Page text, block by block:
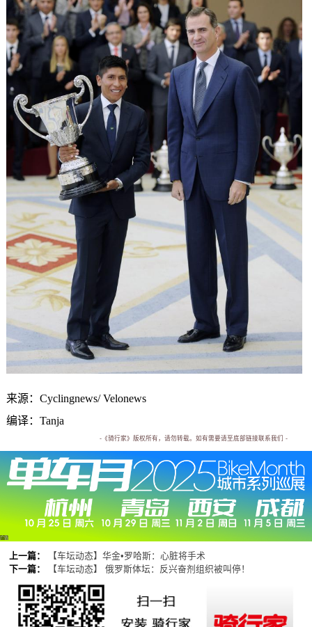
来源：Cyclingnews/ Velonews
编译：Tanja
-《骑行家》版权所有，请勿转载。如有需要请至底部链接联系我们 -
广告
上一篇：
【车坛动态】华金•罗哈斯：心脏将手术
下一篇：
【车坛动态】 俄罗斯体坛：反兴奋剂组织被叫停！